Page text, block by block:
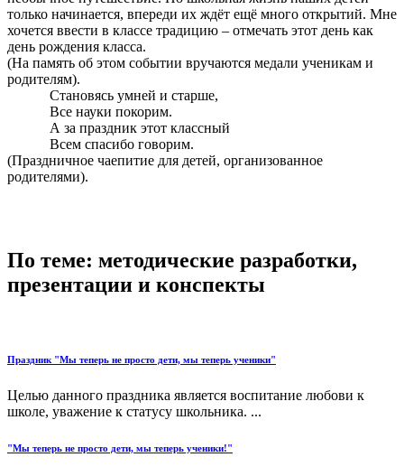
только начинается, впереди их ждёт ещё много открытий. Мне
хочется ввести в классе традицию – отмечать этот день как
день рождения класса.
(На память об этом событии вручаются медали ученикам и
родителям).
Становясь умней и старше,
Все науки покорим.
А за праздник этот классный
Всем спасибо говорим.
(Праздничное чаепитие для детей, организованное
родителями).
По теме: методические разработки,
презентации и конспекты
Праздник "Мы теперь не просто дети, мы теперь ученики"
Целью данного праздника является воспитание любови к
школе, уважение к статусу школьника. ...
"Мы теперь не просто дети, мы теперь ученики!"